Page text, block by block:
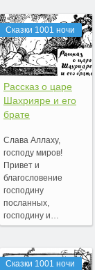
Сказки 1001 ночи
Рассказ о царе
Шахрияре и его
брате
Cлава Аллаху,
господу миров!
Привет и
благословение
господину
посланных,
господину и…
Сказки 1001 ночи